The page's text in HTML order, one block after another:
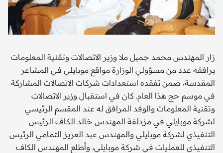
زار المهندس محمد جميل ملا وزير الاتصالات وتقنية المعلومات
يرافقه عدد من مسؤولي الوزارة مواقع موبايلي في المشاعر
المقدسة، ضمن تفقده استعدادات شركات الاتصالات المشاركة
في موسم حج هذا العام. كان في استقبال وزير الاتصالات
وتقنية المعلومات والوفد المرافق له عند المقسم الرئيسي
لشركة موبايلي في مزدلفة المهندس خالد الكاف الرئيس
التنفيذي لشركة موبايلي والمهندس عبد العزيز التمامي الرئيس
التنفيذي للعمليات في شركة موبايلي، وأطلع المهندس الكاف